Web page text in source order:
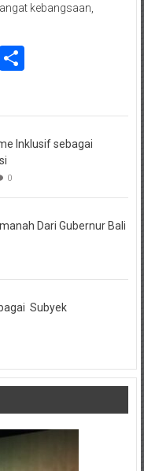
kebangsaan,
Inklusif sebagai
0
Dari Gubernur Bali
Subyek